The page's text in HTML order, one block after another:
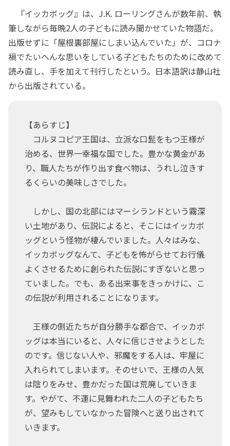
『イッカボッグ』は、J.K. ローリングさんが数年前、執
筆しながら毎晩2人の子どもに読み聞かせていた物語だ。
出版せずに「屋根裏部屋にしまい込んでいた」が、コロナ
禍でたいへんな思いをしている子どもたちのために改めて
読み直し、手を加えて刊行したという。日本語訳は静山社
から出版されている。
【あらすじ】
コルヌコピア王国は、立派な口髭をもつ王様が
治める、世界一幸福な国でした。豊かな黄金があ
り、職人たちが作り出す食べ物は、うれし泣きす
るくらいの美味しさでした。
しかし、国の北部にはマーシランドという霧深
い土地があり、伝説によると、そこにはイッカボ
ッグという怪物が棲んでいました。人々はみな、
イッカボッグなんて、子どもを怖がらせてお行儀
よくさせるために創られた伝説にすぎないと思っ
ていました。でも、ある出来事をきっかけに、こ
の伝説が利用されることになります。
王様の側近たちが自分勝手な都合で、イッカボ
ッグは本当にいると、人々に信じさせようとした
のです。信じない人や、邪魔をする人は、牢屋に
入れられてしまいます。そのせいで、王様の人気
は陰りをみせ、豊かだった国は荒廃していきま
す。やがて、不運に見舞われた二人の子どもたち
が、望みもしていなかった冒険へと送り出されて
いきます。